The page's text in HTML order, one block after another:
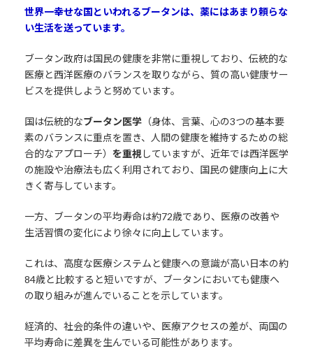
世界一幸せな国といわれるブータンは、薬にはあまり頼らな
い生活を送っています。
ブータン政府は国民の健康を非常に重視しており、伝統的な
医療と西洋医療のバランスを取りながら、質の高い健康サー
ビスを提供しようと努めています。
国は伝統的なブータン医学（身体、言葉、心の3つの基本要
素のバランスに重点を置き、人間の健康を維持するための総
合的なアプローチ） を重視していますが、近年では西洋医学
の施設や治療法も広く利用されており、国民の健康向上に大
きく寄与しています。
一方、ブータンの平均寿命は約72歳であり、医療の改善や
生活習慣の変化により徐々に向上しています。
これは、高度な医療システムと健康への意識が高い日本の約
84歳と比較すると短いですが、ブータンにおいても健康へ
の取り組みが進んでいることを示しています。
経済的、社会的条件の違いや、医療アクセスの差が、両国の
平均寿命に差異を生んでいる可能性があります。